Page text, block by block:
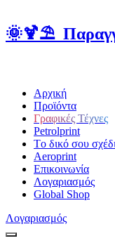
🌞🍹⛱️
Αρχική
Προϊόντα
Γραφικές Τέχνες
Petrolprint
Tο δικό σου
Aeroprint
Επικοινωνία
Λογαριασμός
Global Shop
Λογαριασμός